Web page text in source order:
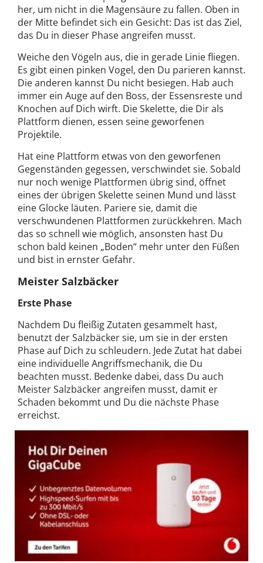
her, um nicht in die Magensäure zu fallen. Oben in
der Mitte befindet sich ein Gesicht: Das ist das Ziel,
das Du in dieser Phase angreifen musst.
Weiche den Vögeln aus, die in gerade Linie fliegen.
Es gibt einen pinken Vogel, den Du parieren kannst.
Die anderen kannst Du nicht besiegen. Hab auch
immer ein Auge auf den Boss, der Essensreste und
Knochen auf Dich wirft. Die Skelette, die Dir als
Plattform dienen, essen seine geworfenen
Projektile.
Hat eine Plattform etwas von den geworfenen
Gegenständen gegessen, verschwindet sie. Sobald
nur noch wenige Plattformen übrig sind, öffnet
eines der übrigen Skelette seinen Mund und lässt
eine Glocke läuten. Pariere sie, damit die
verschwundenen Plattformen zurückkehren. Mach
das so schnell wie möglich, ansonsten hast Du
schon bald keinen „Boden“ mehr unter den Füßen
und bist in ernster Gefahr.
Meister Salzbäcker
Erste Phase
Nachdem Du fleißig Zutaten gesammelt hast,
benutzt der Salzbäcker sie, um sie in der ersten
Phase auf Dich zu schleudern. Jede Zutat hat dabei
eine individuelle Angriffsmechanik, die Du
beachten musst. Bedenke dabei, dass Du auch
Meister Salzbäcker angreifen musst, damit er
Schaden bekommt und Du die nächste Phase
erreichst.